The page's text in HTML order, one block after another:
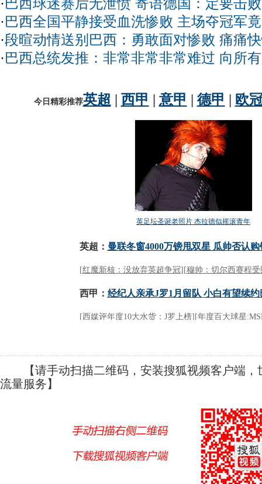
· 巴西球迷赛后无泄愤 寄语德国：定要击
·巴西全国平静接受血洗惨败 主场夺冠军
·段暄动情送别巴西：勇敢面对惨败 痛痛
·巴西总统发推：非常非常非常难过 向所
【请手动扫描二维码，安装搜狐视频客户端，
流量服务】